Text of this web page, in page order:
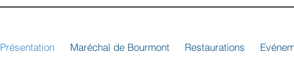
Présentation Maréchal de Bourmont Restaurations